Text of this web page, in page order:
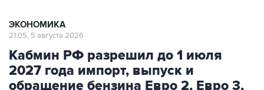
Кабмин РФ разрешил до 1 июля
2027 года импорт, выпуск и
обращение бензина Евро 2, Евро 3,
Евро 4